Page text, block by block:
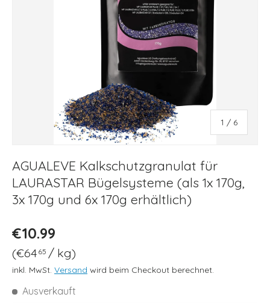
1 / von
6
AGUALEVE Kalkschutzgranulat für
LAURASTAR Bügelsysteme (als 1x 170g,
3x 170g und 6x 170g erhältlich)
€10.99
Grundpreis
€64 65 / kg
inkl. MwSt. Versand wird beim Checkout berechnet.
Ausverkauft